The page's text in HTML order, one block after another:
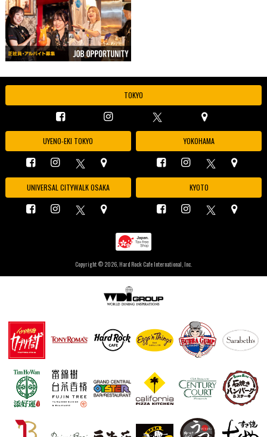
TOKYO
UYENO-EKI TOKYO YOKOHAMA
UNIVERSAL CITYWALK OSAKA KYOTO
Copyright © 2026, Hard Rock Cafe International, Inc.